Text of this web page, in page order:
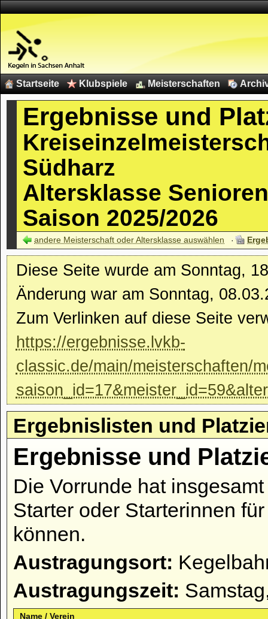
Startseite Klubspiele Meisterschaften
Ergebnisse und
Südharz
Altersklasse
Saison 2025/2026
andere Meisterschaft oder Altersklasse auswählen
Diese Seite wurde am Sonntag,
Änderung war am Sonntag,
Zum Verlinken auf diese Seite
https://ergebnisse.lvkb-
classic.de/main/meisterschaften/
Ergebnislisten und
Ergebnisse und
Die Vorrunde hat
Starter oder Starterinnen
können.
Austragungsort:
Austragungszeit:
Name / Verein